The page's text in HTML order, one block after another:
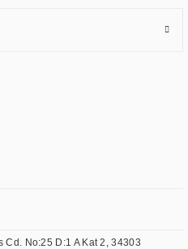
Cd. No:25 D:1 A Kat 2, 34303